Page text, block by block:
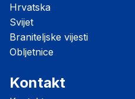
Hrvatska
Svijet
Braniteljske vijesti
Obljetnice
Kontakt